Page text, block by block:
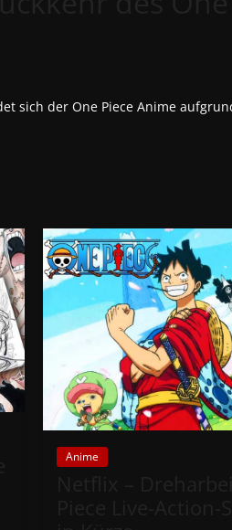
sich der One Piece Anime
Anime